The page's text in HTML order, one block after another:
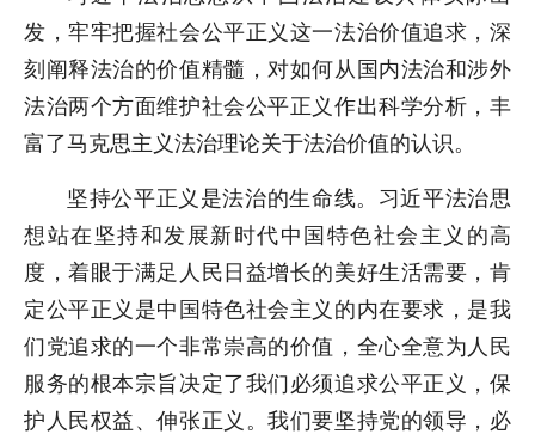
发，牢牢把握社会公平正义这一法治价值追求，深
刻阐释法治的价值精髓，对如何从国内法治和涉外
法治两个方面维护社会公平正义作出科学分析，丰
富了马克思主义法治理论关于法治价值的认识。
坚持公平正义是法治的生命线。习近平法治思
想站在坚持和发展新时代中国特色社会主义的高
度，着眼于满足人民日益增长的美好生活需要，肯
定公平正义是中国特色社会主义的内在要求，是我
们党追求的一个非常崇高的价值，全心全意为人民
服务的根本宗旨决定了我们必须追求公平正义，保
护人民权益、伸张正义。我们要坚持党的领导，必